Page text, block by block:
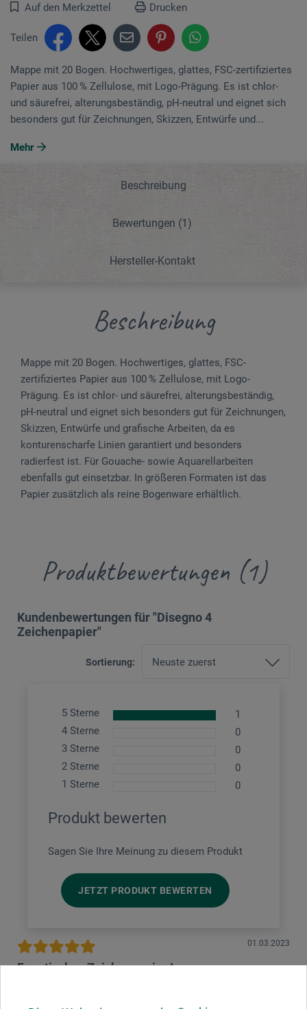
Auf den Merkzettel Drucken
Teilen
Mappe mit 20 Bogen. Hochwertiges, glattes, FSC-zertifiziertes
Papier aus 100 % Zellulose, mit Logo-Prägung. Es ist chlor-
und säurefrei, alterungsbeständig, pH-neutral und eignet sich
besonders gut für Zeichnungen, Skizzen, Ent­würfe und...
Mehr
Beschreibung
Bewertungen (1)
Hersteller-Kontakt
Beschreibung
Mappe mit 20 Bogen. Hochwertiges, glattes, FSC-
zertifiziertes Papier aus 100 % Zellulose, mit Logo-
Prägung. Es ist chlor- und säurefrei, alterungsbeständig,
pH-neutral und eignet sich besonders gut für Zeichnungen,
Skizzen, Ent­würfe und grafische Arbeiten, da es
konturenscharfe Linien garantiert und besonders
radierfest ist. Für Gouache- sowie Aquarellarbeiten
ebenfalls gut einsetzbar. In größeren Formaten ist das
Papier zusätzlich als reine Bogenware erhältlich.
Produktbewertungen (1)
Kundenbewertungen für "Disegno 4
Zeichenpapier"
Sortierung:
5 Sterne
1
4 Sterne
0
3 Sterne
0
2 Sterne
0
1 Sterne
0
Produkt bewerten
Sagen Sie Ihre Meinung zu diesem Produkt
JETZT PRODUKT BEWERTEN
01.03.2023
Fanatisches Zeichenpapier !